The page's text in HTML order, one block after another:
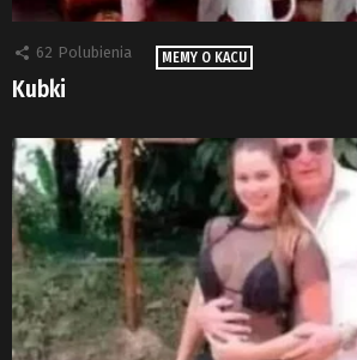
62 Polubienia MEMY O KACU
Kubki